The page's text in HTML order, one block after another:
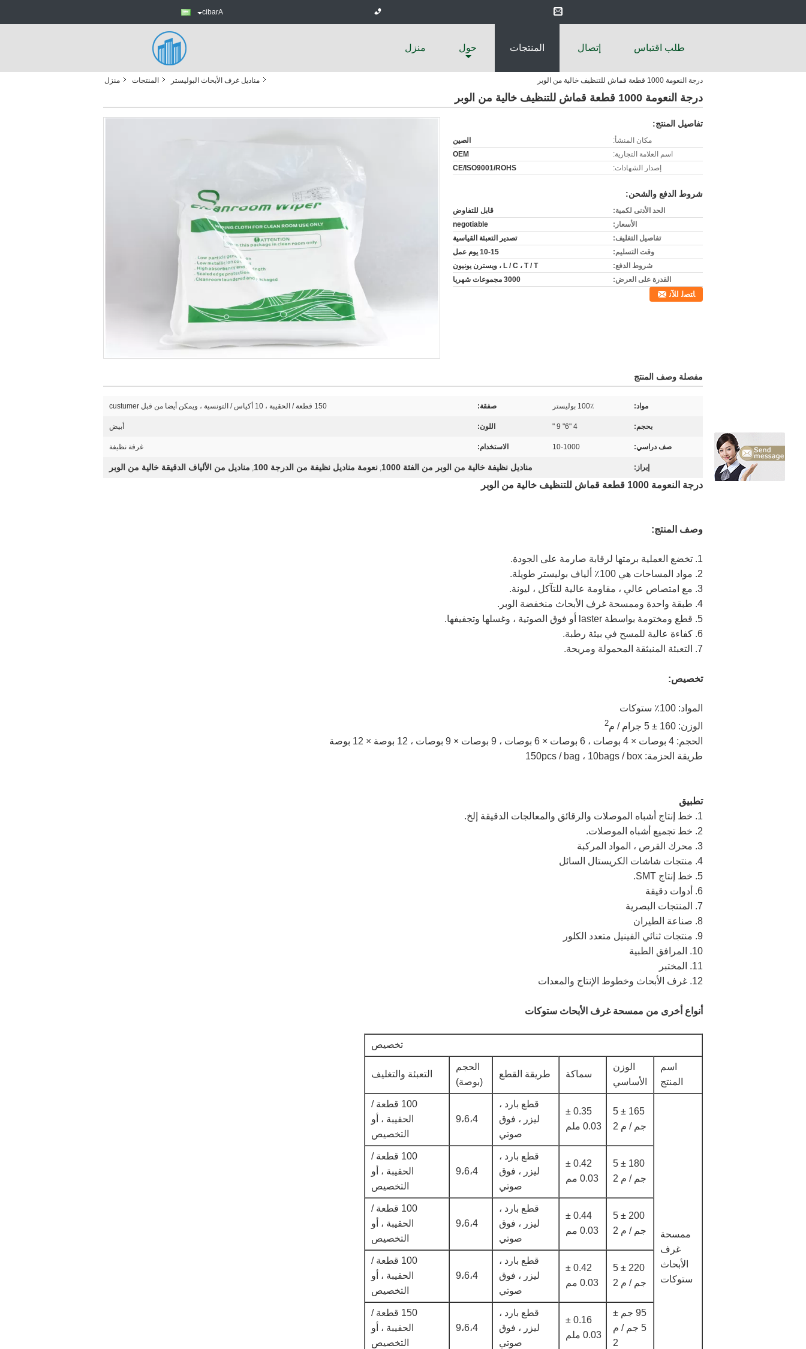
Arabic
منزل حول المنتجات إتصال طلب اقتباس
منزل المنتجات مناديل غرف الأبحاث البوليستر درجة النعومة 1000 قطعة قماش للتنظيف خالية من الوبر
درجة النعومة 1000 قطعة قماش للتنظيف خالية من الوبر
تفاصيل المنتج:
مكان المنشأ:
الصين
اسم العلامة التجارية:
OEM
إصدار الشهادات:
CE/ISO9001/ROHS
شروط الدفع والشحن:
الحد الأدنى لكمية:
قابل للتفاوض
الأسعار:
negotiable
تفاصيل التغليف:
تصدير التعبئة القياسية
وقت التسليم:
10-15 يوم عمل
شروط الدفع:
L / C ، T / T ، ويسترن يونيون
القدرة على العرض:
3000 مجموعات شهريا
ﺎﺘﺼﻟ ﺍﻶﻧ
مفصلة وصف المنتج
مواد: 100٪ بوليستر صفقة: 150 قطعة / الحقيبة ، 10 أكياس / التونسية ، ويمكن أيضا من قبل custumer
بحجم: 4 "6" 9 " اللون: أبيض
صف دراسي: 10-1000 الاستخدام: غرفة نظيفة
إبراز: مناديل نظيفة خالية من الوبر من الفئة 1000 , نعومة مناديل نظيفة من الدرجة 100 , مناديل من الألياف الدقيقة خالية من الوبر
درجة النعومة 1000 قطعة قماش للتنظيف خالية من الوبر
وصف المنتج:
1. تخضع العملية برمتها لرقابة صارمة على الجودة.
2. مواد المساحات هي 100٪ ألياف بوليستر طويلة.
3. مع امتصاص عالي ، مقاومة عالية للتآكل ، ليونة.
4. طبقة واحدة وممسحة غرف الأبحاث منخفضة الوبر.
5. قطع ومختومة بواسطة laster أو فوق الصوتية ، وغسلها وتجفيفها.
6. كفاءة عالية للمسح في بيئة رطبة.
7. التعبئة المنبثقة المحمولة ومريحة.
تخصيص:
المواد: 100٪ ستوكات
الوزن: 160 ± 5 جرام / م
2
الحجم: 4 بوصات × 4 بوصات ، 6 بوصات × 6 بوصات ، 9 بوصات × 9 بوصات ، 12 بوصة × 12 بوصة
طريقة الحزمة: 150pcs / bag ، 10bags / box
تطبيق
1. خط إنتاج أشباه الموصلات والرقائق والمعالجات الدقيقة إلخ.
2. خط تجميع أشباه الموصلات.
3. محرك القرص ، المواد المركبة
4. منتجات شاشات الكريستال السائل
5. خط إنتاج SMT.
6. أدوات دقيقة
7. المنتجات البصرية
8. صناعة الطيران
9. منتجات ثنائي الفينيل متعدد الكلور
10. المرافق الطبية
11. المختبر
12. غرف الأبحاث وخطوط الإنتاج والمعدات
أنواع أخرى من ممسحة غرف الأبحاث ستوكات
تخصيص
اسم
المنتج
الوزن
الأساسي
سماكة طريقة القطع
الحجم
(بوصة)
التعبئة والتغليف
ممسحة
غرف
الأبحاث
ستوكات
165 ± 5
جم / م 2
0.35 ±
0.03 ملم
قطع بارد ،
ليزر ، فوق
صوتي
9،6،4
100 قطعة /
الحقيبة ، أو
التخصيص
180 ± 5
جم / م 2
0.42 ±
0.03 مم
قطع بارد ،
ليزر ، فوق
صوتي
9،6،4
100 قطعة /
الحقيبة ، أو
التخصيص
200 ± 5
جم / م 2
0.44 ±
0.03 مم
قطع بارد ،
ليزر ، فوق
صوتي
9،6،4
100 قطعة /
الحقيبة ، أو
التخصيص
220 ± 5
جم / م 2
0.42 ±
0.03 مم
قطع بارد ،
ليزر ، فوق
صوتي
9،6،4
100 قطعة /
الحقيبة ، أو
التخصيص
95 جم ±
5 جم / م
2
0.16 ±
0.03 ملم
قطع بارد ،
ليزر ، فوق
صوتي
9،6،4
150 قطعة /
الحقيبة ، أو
التخصيص